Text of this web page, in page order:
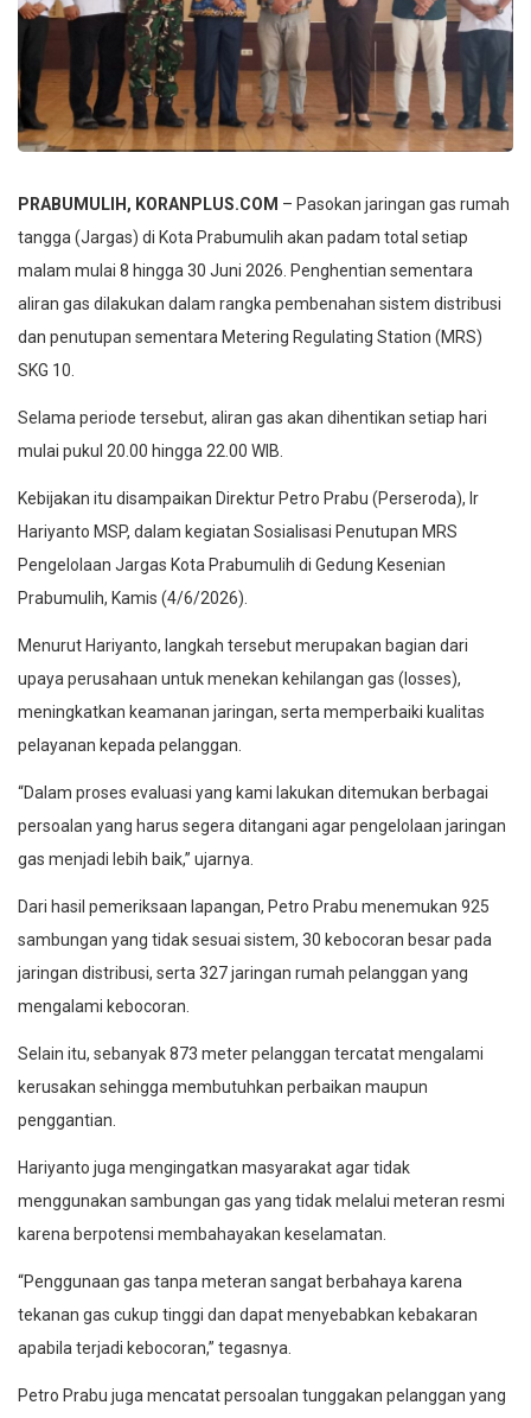
PRABUMULIH, KORANPLUS.COM – Pasokan jaringan gas rumah
tangga (Jargas) di Kota Prabumulih akan padam total setiap
malam mulai 8 hingga 30 Juni 2026. Penghentian sementara
aliran gas dilakukan dalam rangka pembenahan sistem distribusi
dan penutupan sementara Metering Regulating Station (MRS)
SKG 10.
Selama periode tersebut, aliran gas akan dihentikan setiap hari
mulai pukul 20.00 hingga 22.00 WIB.
Kebijakan itu disampaikan Direktur Petro Prabu (Perseroda), Ir
Hariyanto MSP, dalam kegiatan Sosialisasi Penutupan MRS
Pengelolaan Jargas Kota Prabumulih di Gedung Kesenian
Prabumulih, Kamis (4/6/2026).
Menurut Hariyanto, langkah tersebut merupakan bagian dari
upaya perusahaan untuk menekan kehilangan gas (losses),
meningkatkan keamanan jaringan, serta memperbaiki kualitas
pelayanan kepada pelanggan.
“Dalam proses evaluasi yang kami lakukan ditemukan berbagai
persoalan yang harus segera ditangani agar pengelolaan jaringan
gas menjadi lebih baik,” ujarnya.
Dari hasil pemeriksaan lapangan, Petro Prabu menemukan 925
sambungan yang tidak sesuai sistem, 30 kebocoran besar pada
jaringan distribusi, serta 327 jaringan rumah pelanggan yang
mengalami kebocoran.
Selain itu, sebanyak 873 meter pelanggan tercatat mengalami
kerusakan sehingga membutuhkan perbaikan maupun
penggantian.
Hariyanto juga mengingatkan masyarakat agar tidak
menggunakan sambungan gas yang tidak melalui meteran resmi
karena berpotensi membahayakan keselamatan.
“Penggunaan gas tanpa meteran sangat berbahaya karena
tekanan gas cukup tinggi dan dapat menyebabkan kebakaran
apabila terjadi kebocoran,” tegasnya.
Petro Prabu juga mencatat persoalan tunggakan pelanggan yang